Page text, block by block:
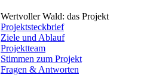
Wertvoller Wald: das Projekt
Projektsteckbrief
Ziele und Ablauf
Projektteam
Stimmen zum Projekt
Fragen & Antworten